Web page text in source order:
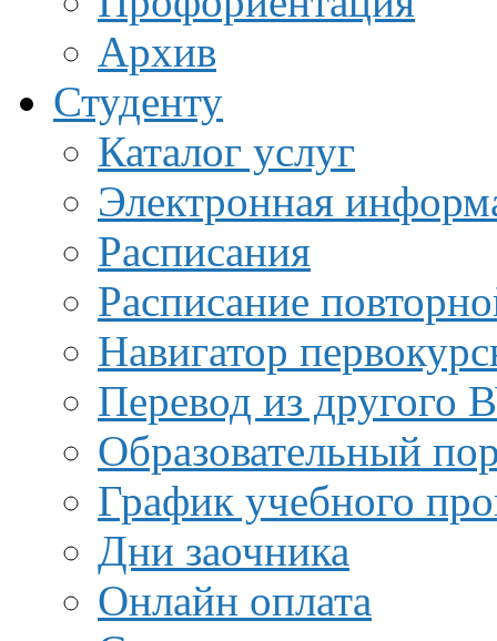
Архив
Студенту
Каталог услуг
Электронная
Расписания
Расписание
Навигатор
Перевод из другого
Образовательный
График учебного
Дни заочника
Онлайн оплата